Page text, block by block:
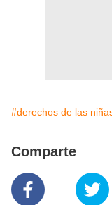
#derechos de las
Comparte